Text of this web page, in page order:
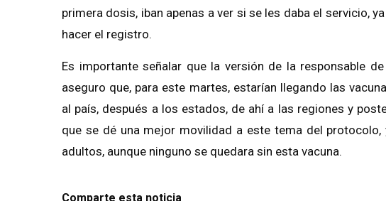
primera dosis, iban apenas a ver si se les daba el servicio,
hacer el registro.
Es importante señalar que la versión de la responsable
aseguro que, para este martes, estarían llegando las
al país, después a los estados, de ahí a las regiones y
que se dé una mejor movilidad a este tema del
adultos, aunque ninguno se quedara sin esta vacuna.
Comparte esta noticia